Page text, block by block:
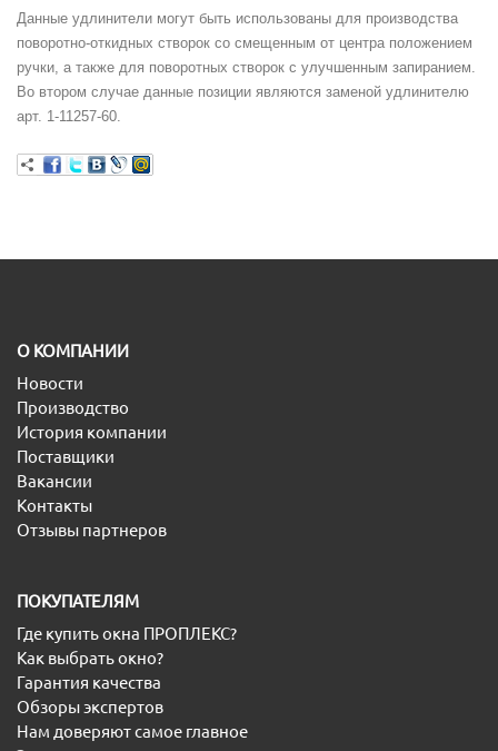
Данные удлинители могут быть использованы для производства
поворотно-откидных створок со смещенным от центра положением
ручки, а также для поворотных створок с улучшенным запиранием.
Во втором случае данные позиции являются заменой удлинителю
арт. 1-11257-60.
O КОМПАНИИ
Новости
Производство
История компании
Поставщики
Вакансии
Контакты
Отзывы партнеров
ПОКУПАТЕЛЯМ
Где купить окна ПРОПЛЕКС?
Как выбрать окно?
Гарантия качества
Обзоры экспертов
Нам доверяют самое главное